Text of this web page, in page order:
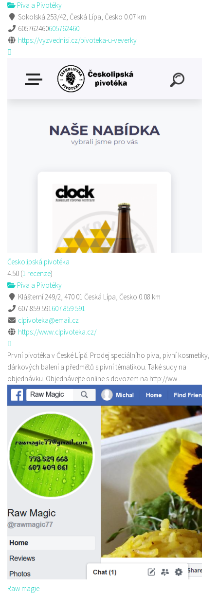
Piva a Pivotéky
Sokolská 253/42, Česká Lípa, Česko 0.07 km
605762460605762460
https://vyzvednisi.cz/pivoteka-u-veverky
Českolipská pivotéka
4.50 (1 recenze)
Piva a Pivotéky
Klášterní 249/2, 470 01 Česká Lípa, Česko 0.08 km
607 859 591607 859 591
clpivoteka@email.cz
https://www.clpivoteka.cz/
První pivotéka v České Lípě. Prodej speciálního piva, pivní kosmetiky,
dárkových balení a předmětů s pivní tématikou. Také sudy na
objednávku. Objednávejte online s dovozem na http://ww...
Raw magie